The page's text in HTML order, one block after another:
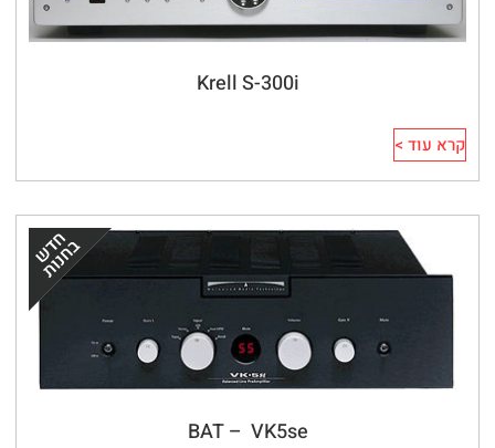
Krell S-300i
קרא עוד >
BAT –  VK5se